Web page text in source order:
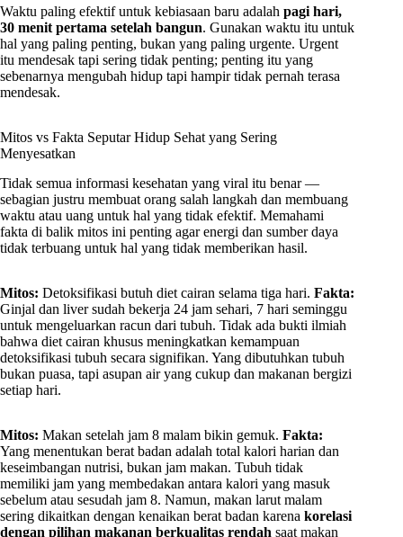
Waktu paling efektif untuk kebiasaan baru adalah pagi hari,
30 menit pertama setelah bangun. Gunakan waktu itu untuk
hal yang paling penting, bukan yang paling urgente. Urgent
itu mendesak tapi sering tidak penting; penting itu yang
sebenarnya mengubah hidup tapi hampir tidak pernah terasa
mendesak.
Mitos vs Fakta Seputar Hidup Sehat yang Sering
Menyesatkan
Tidak semua informasi kesehatan yang viral itu benar —
sebagian justru membuat orang salah langkah dan membuang
waktu atau uang untuk hal yang tidak efektif. Memahami
fakta di balik mitos ini penting agar energi dan sumber daya
tidak terbuang untuk hal yang tidak memberikan hasil.
Mitos: Detoksifikasi butuh diet cairan selama tiga hari. Fakta:
Ginjal dan liver sudah bekerja 24 jam sehari, 7 hari seminggu
untuk mengeluarkan racun dari tubuh. Tidak ada bukti ilmiah
bahwa diet cairan khusus meningkatkan kemampuan
detoksifikasi tubuh secara signifikan. Yang dibutuhkan tubuh
bukan puasa, tapi asupan air yang cukup dan makanan bergizi
setiap hari.
Mitos: Makan setelah jam 8 malam bikin gemuk. Fakta:
Yang menentukan berat badan adalah total kalori harian dan
keseimbangan nutrisi, bukan jam makan. Tubuh tidak
memiliki jam yang membedakan antara kalori yang masuk
sebelum atau sesudah jam 8. Namun, makan larut malam
sering dikaitkan dengan kenaikan berat badan karena korelasi
dengan pilihan makanan berkualitas rendah saat makan